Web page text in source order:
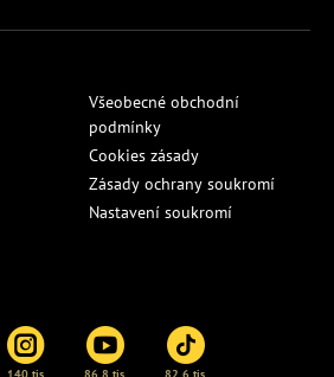
Všeobecné obchodní
podmínky
Cookies zásady
Zásady ochrany soukromí
Nastavení soukromí